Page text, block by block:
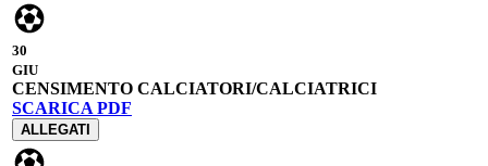
30
GIU
CENSIMENTO CALCIATORI/CALCIATRICI
SCARICA PDF
ALLEGATI